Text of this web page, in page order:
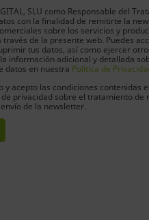
SLU como Responsable del
con la finalidad de remitirte la
sobre los servicios y
través de la presente web. Puedes
tus datos, así como ejercer
información adicional y detallada
datos en nuestra Política de
y acepto las condiciones contenidas
privacidad sobre el tratamiento de
de la newsletter.